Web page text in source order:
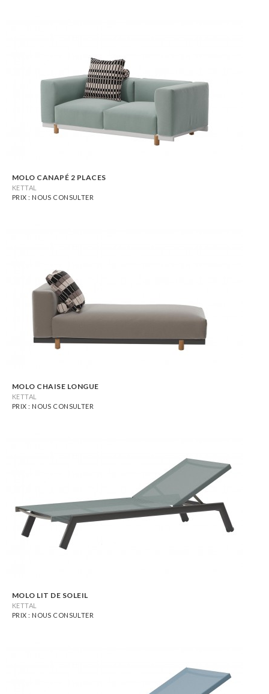
MOLO CANAPÉ 2 PLACES
KETTAL
PRIX : NOUS CONSULTER
MOLO CHAISE LONGUE
KETTAL
PRIX : NOUS CONSULTER
MOLO LIT DE SOLEIL
KETTAL
PRIX : NOUS CONSULTER